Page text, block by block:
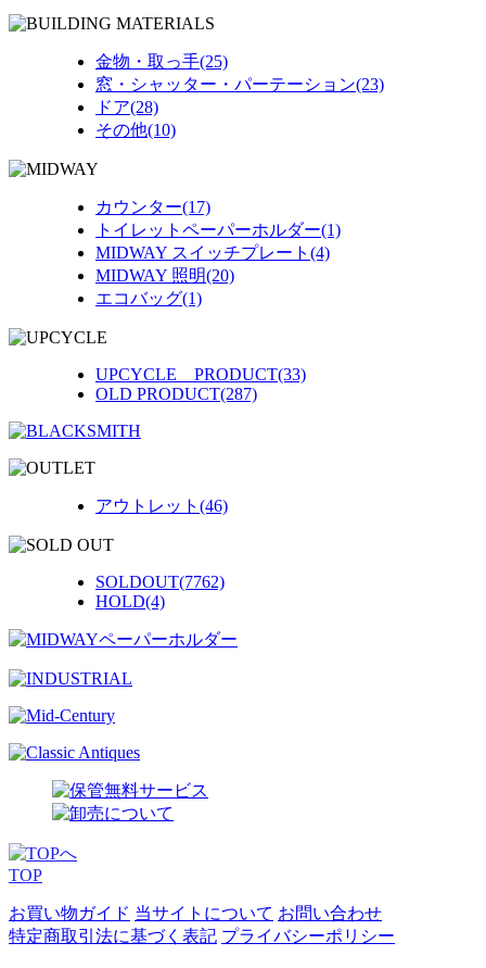
金物・取っ手(25)
窓・シャッター・パーテーション(23)
ドア(28)
その他(10)
カウンター(17)
トイレットペーパーホルダー(1)
MIDWAY スイッチプレート(4)
MIDWAY 照明(20)
エコバッグ(1)
UPCYCLE PRODUCT(33)
OLD PRODUCT(287)
アウトレット(46)
SOLDOUT(7762)
HOLD(4)
TOP
お買い物ガイド 当サイトについて お問い合わせ
特定商取引法に基づく表記 プライバシーポリシー